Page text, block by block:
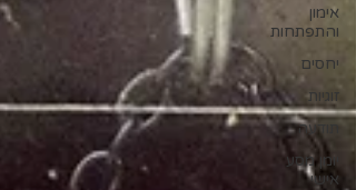
אימון
והתפתחות
יחסים
זוגיות
תודעה
יומן מסע
אישי